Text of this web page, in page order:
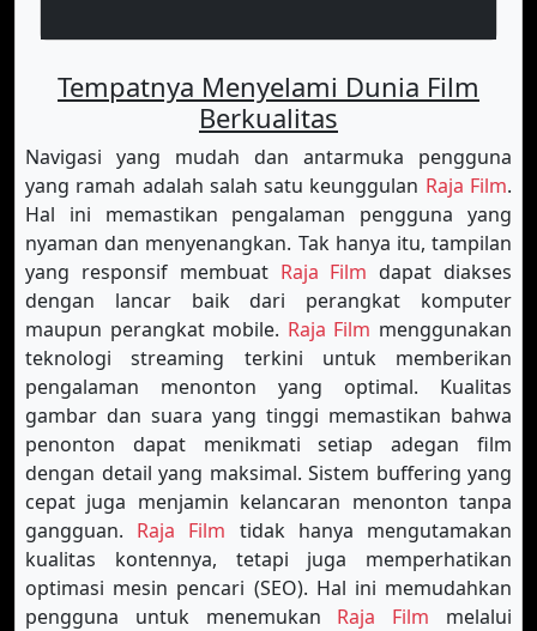
Tempatnya Menyelami Dunia Film
Berkualitas
Navigasi yang mudah dan antarmuka pengguna
yang ramah adalah salah satu keunggulan Raja Film.
Hal ini memastikan pengalaman pengguna yang
nyaman dan menyenangkan. Tak hanya itu, tampilan
yang responsif membuat Raja Film dapat diakses
dengan lancar baik dari perangkat komputer
maupun perangkat mobile. Raja Film menggunakan
teknologi streaming terkini untuk memberikan
pengalaman menonton yang optimal. Kualitas
gambar dan suara yang tinggi memastikan bahwa
penonton dapat menikmati setiap adegan film
dengan detail yang maksimal. Sistem buffering yang
cepat juga menjamin kelancaran menonton tanpa
gangguan. Raja Film tidak hanya mengutamakan
kualitas kontennya, tetapi juga memperhatikan
optimasi mesin pencari (SEO). Hal ini memudahkan
pengguna untuk menemukan Raja Film melalui